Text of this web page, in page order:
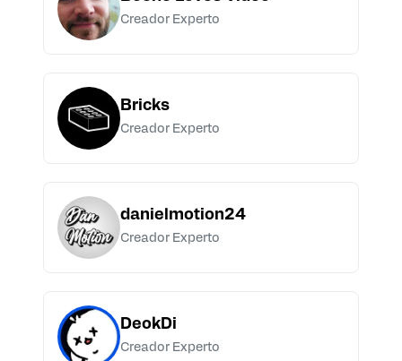
Creador Experto
Bricks
Creador Experto
danielmotion24
Creador Experto
DeokDi
Creador Experto